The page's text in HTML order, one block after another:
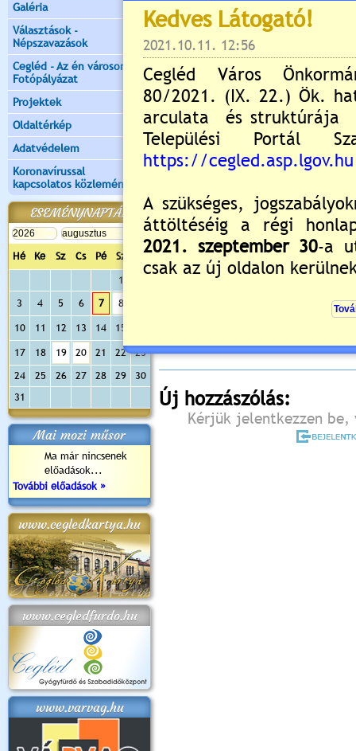
Galéria
Választások -
Népszavazások
Cegléd - Az én városom -
Fotópályázat
Projektek
Oldaltérkép
Adatvédelem
Koronavírussal
kapcsolatos közlemények
ESEMÉNYNAPTÁR
Hé Ke Sz Cs Pé Sz
Va
1
3
4 5 6 7 8
10 11 12 13 14 15
17 18 19 20 21 22
23
24
25 26 27 28 29
30
31
Mai mozi műsor
Ma már nincsenek
előadások...
További előadások »
www.cegledkartya.hu
www.cegledfurdo.hu
www.varvag.hu
Még nincsenek hozzászólások
Új hozzászólás:
Kérjük jelentkezzen be,